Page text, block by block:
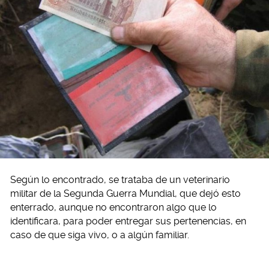
Según lo encontrado, se trataba de un veterinario
militar de la Segunda Guerra Mundial, que dejó esto
enterrado, aunque no encontraron algo que lo
identificara, para poder entregar sus pertenencias, en
caso de que siga vivo, o a algún familiar.